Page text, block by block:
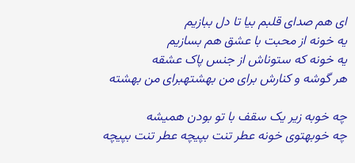
ای هم صدای قلبم بیا تا دل ببازیم
یه خونه از محبت با عشق هم بسازیم
یه خونه که ستوناش از جنس پاک عشقه
هر گوشه و کنارش برای من بهشتهبرای من بهشته
چه خوبه زیر یک سقف با تو بودن همیشه
چه خوبهتوی خونه عطر تنت بپیچه عطر تنت بپیچه